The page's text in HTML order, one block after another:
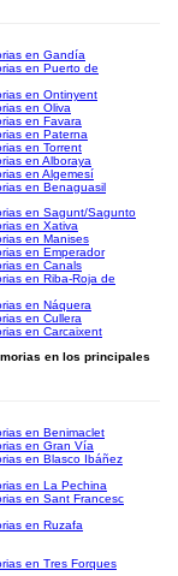
en Gandía
en Puerto de
en Ontinyent
en Oliva
en Favara
en Paterna
en Torrent
en Alboraya
en Algemesí
en Benaguasil
en Sagunt/Sagunto
en Xativa
en Manises
en Emperador
en Canals
en Riba-Roja de
en Náquera
en Cullera
en Carcaixent
en los principales
en Benimaclet
en Gran Vía
en Blasco Ibáñez
en La Pechina
en Sant Francesc
en Ruzafa
en Tres Forques